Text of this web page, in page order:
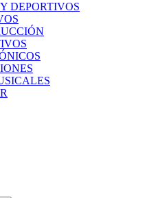
DEPORTIVOS